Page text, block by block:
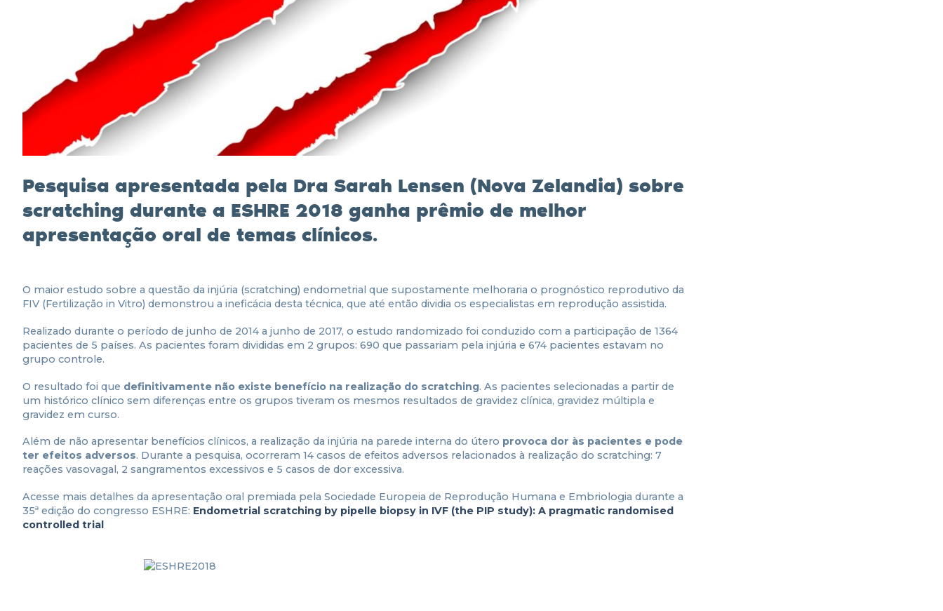
Pesquisa apresentada pela Dra Sarah Lensen (Nova Zelandia) sobre
scratching durante a ESHRE 2018 ganha prêmio de melhor
apresentação oral de temas clínicos.
O maior estudo sobre a questão da injúria (scratching) endometrial que supostamente melhoraria o prognóstico reprodutivo da
FIV (Fertilização in Vitro) demonstrou a ineficácia desta técnica, que até então dividia os especialistas em reprodução assistida.
Realizado durante o período de junho de 2014 a junho de 2017, o estudo randomizado foi conduzido com a participação de 1364
pacientes de 5 países. As pacientes foram divididas em 2 grupos: 690 que passariam pela injúria e 674 pacientes estavam no
grupo controle.
O resultado foi que definitivamente não existe benefício na realização do scratching. As pacientes selecionadas a partir de
um histórico clínico sem diferenças entre os grupos tiveram os mesmos resultados de gravidez clínica, gravidez múltipla e
gravidez em curso.
Além de não apresentar benefícios clínicos, a realização da injúria na parede interna do útero provoca dor às pacientes e pode
ter efeitos adversos. Durante a pesquisa, ocorreram 14 casos de efeitos adversos relacionados à realização do scratching: 7
reações vasovagal, 2 sangramentos excessivos e 5 casos de dor excessiva.
Acesse mais detalhes da apresentação oral premiada pela Sociedade Europeia de Reprodução Humana e Embriologia durante a
35ª edição do congresso ESHRE: Endometrial scratching by pipelle biopsy in IVF (the PIP study): A pragmatic randomised
controlled trial